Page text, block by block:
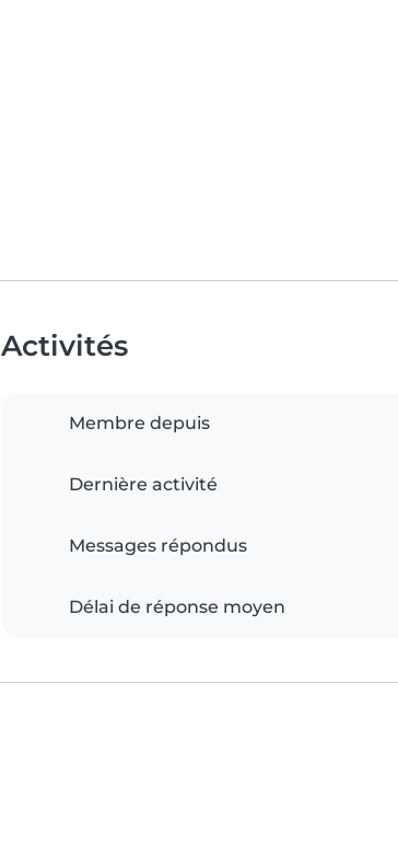
Activités
Membre depuis
Dernière activité
Messages répondus
Délai de réponse moyen